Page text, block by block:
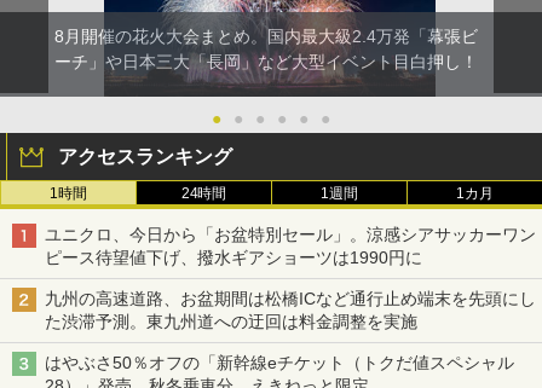
8月開催の花火大会まとめ。国内最大級2.4万発「幕張ビ
ーチ」や日本三大「長岡」など大型イベント目白押し！
● ● ● ● ● ●
アクセスランキング
1時間 24時間 1週間 1カ月
ユニクロ、今日から「お盆特別セール」。涼感シアサッカーワン
ピース待望値下げ、撥水ギアショーツは1990円に
九州の高速道路、お盆期間は松橋ICなど通行止め端末を先頭にし
た渋滞予測。東九州道への迂回は料金調整を実施
はやぶさ50％オフの「新幹線eチケット（トクだ値スペシャル